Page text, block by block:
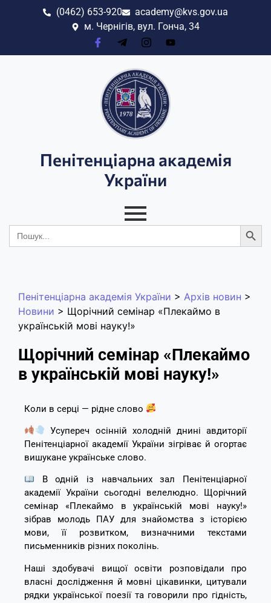
(0462) 653-920
academy@kvs.gov.ua
м. Чернігів, вул. Гонча, 34
Пенітенціарна академія
України
Search
for:
Пенітенціарна академія України > Архів новин >
Новини > Щорічний семінар «Плекаймо в
українській мові науку!»
Щорічний семінар «Плекаймо
в українській мові науку!»
Коли в серці — рідне слово
Усупереч осінній холодній днині авдиторії
Пенітенціарної академії України зігріває й огортає
вишукане українське слово.
В одній із навчальних зал Пенітенціарної
академії України сьогодні велелюдно. Щорічний
семінар «Плекаймо в українській мові науку!»
зібрав молодь ПАУ для знайомства з історією
мови, її розвитком, визначними текстами
письменників різних поколінь.
Наші здобувачі вищої освіти розповідали про
власні дослідження й мовні цікавинки, цитували
рядки української поезії та говорили про гідність,